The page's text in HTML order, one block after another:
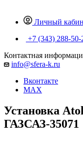
Личный
+7 (343) 288-50-
Контактная
info@sfera-k.ru
Вконтакте
MAX
Установка
ГАЗСАЗ-35071